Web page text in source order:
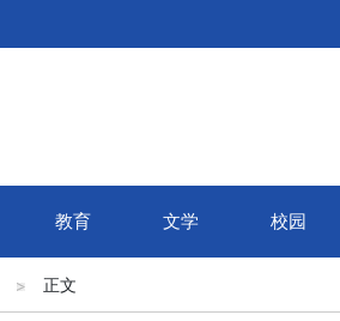
教育 文学 校园
正文